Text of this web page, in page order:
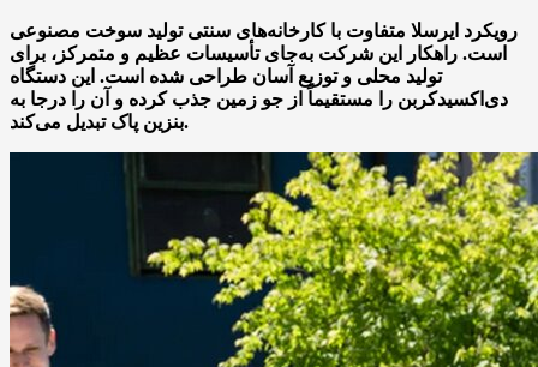
رویکرد ایرسلا متفاوت با کارخانه‌های سنتی تولید سوخت مصنوعی
است. راهکار این شرکت به‌جای تأسیسات عظیم و متمرکز، برای
تولید محلی و توزیع‌ آسان طراحی شده است. این دستگاه
دی‌اکسیدکربن را مستقیماً از جو زمین جذب کرده و آن را درجا به
بنزین پاک تبدیل می‌کند.